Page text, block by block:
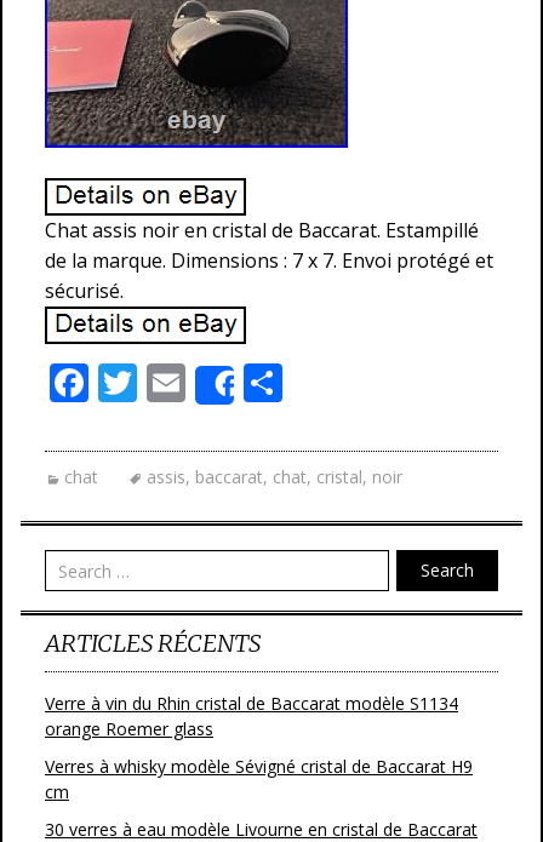
Chat assis noir en cristal de Baccarat. Estampillé
de la marque. Dimensions : 7 x 7. Envoi protégé et
sécurisé.
F
e
b
o
o
k
T
itt
er
E
m
ai
l
Share
ta
g
er
chat assis, baccarat, chat, cristal, noir
Search
ARTICLES RÉCENTS
Verre à vin du Rhin cristal de Baccarat modèle S1134
orange Roemer glass
Verres à whisky modèle Sévigné cristal de Baccarat H9
cm
30 verres à eau modèle Livourne en cristal de Baccarat